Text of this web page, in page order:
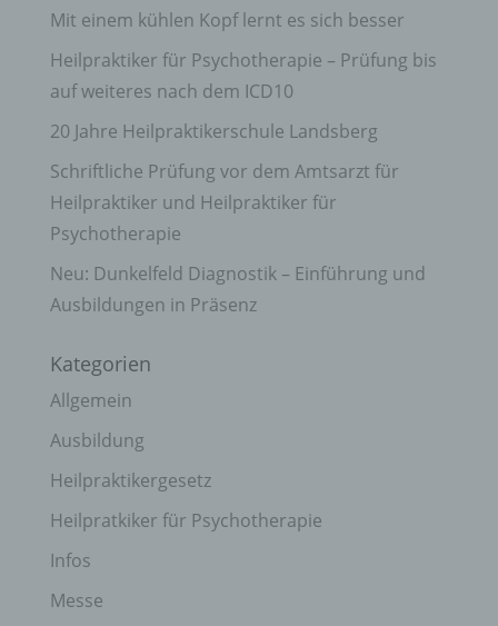
Mit einem kühlen Kopf lernt es sich besser
Heilpraktiker für Psychotherapie – Prüfung bis
auf weiteres nach dem ICD10
20 Jahre Heilpraktikerschule Landsberg
Schriftliche Prüfung vor dem Amtsarzt für
Heilpraktiker und Heilpraktiker für
Psychotherapie
Neu: Dunkelfeld Diagnostik – Einführung und
Ausbildungen in Präsenz
Kategorien
Allgemein
Ausbildung
Heilpraktikergesetz
Heilpratkiker für Psychotherapie
Infos
Messe